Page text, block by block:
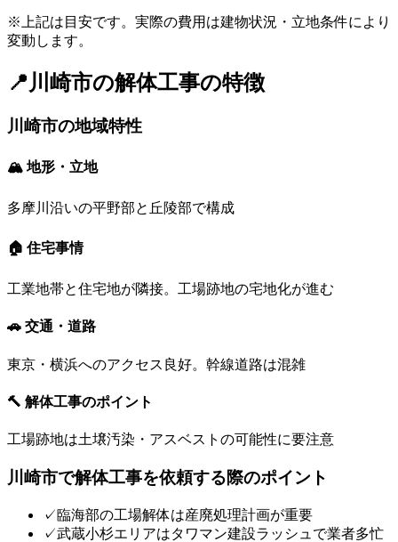
※上記は目安です。実際の費用は建物状況・立地条件により
変動します。
📍 川崎市の解体工事の特徴
川崎市の地域特性
🏔 地形・立地
多摩川沿いの平野部と丘陵部で構成
🏠 住宅事情
工業地帯と住宅地が隣接。工場跡地の宅地化が進む
🚗 交通・道路
東京・横浜へのアクセス良好。幹線道路は混雑
🔨 解体工事のポイント
工場跡地は土壌汚染・アスベストの可能性に要注意
川崎市で解体工事を依頼する際のポイント
✓臨海部の工場解体は産廃処理計画が重要
✓武蔵小杉エリアはタワマン建設ラッシュで業者多忙